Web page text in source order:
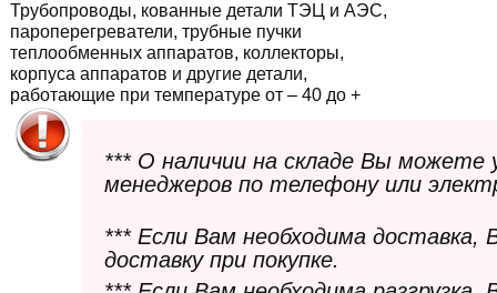
Трубопроводы, кованные детали ТЭЦ и АЭС,
пароперегреватели, трубные пучки
теплообменных аппаратов, коллекторы,
корпуса аппаратов и другие детали,
работающие при температуре от – 40 до +
*** О наличии на складе Вы можете
менеджеров по телефону или
*** Если Вам необходима
доставку при покупке.